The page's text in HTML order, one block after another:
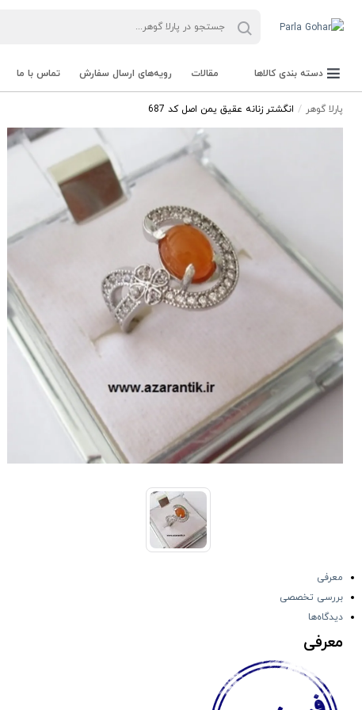
دسته بندی کالاها مقالات رویه‌های ارسال سفارش تماس با ما
پارلا گوهر انگشتر زنانه عقیق یمن اصل کد 687
معرفی
بررسی تخصصی
دیدگاه‌ها
معرفی